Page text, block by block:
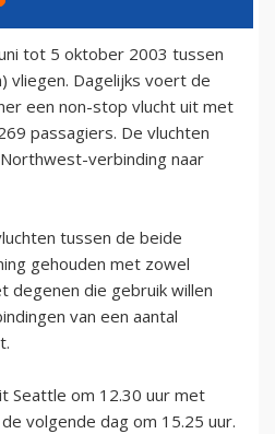
tot 5 oktober 2003 tussen
vliegen. Dagelijks voert de
een non-stop vlucht uit met
passagiers. De vluchten
verbinding naar
tussen de beide
gehouden met zowel
degenen die gebruik willen
van een aantal
Seattle om 12.30 uur met
volgende dag om 15.25 uur.